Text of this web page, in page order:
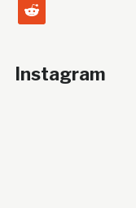
reddit
Instagram